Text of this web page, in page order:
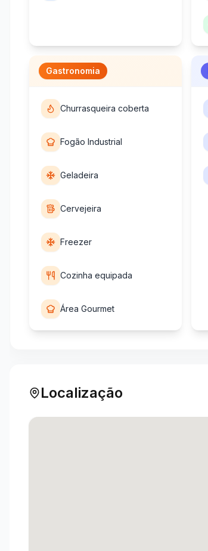
Gastronomia
Churrasqueira coberta
Fogão Industrial
Geladeira
Cervejeira
Freezer
Cozinha equipada
Área Gourmet
Localização